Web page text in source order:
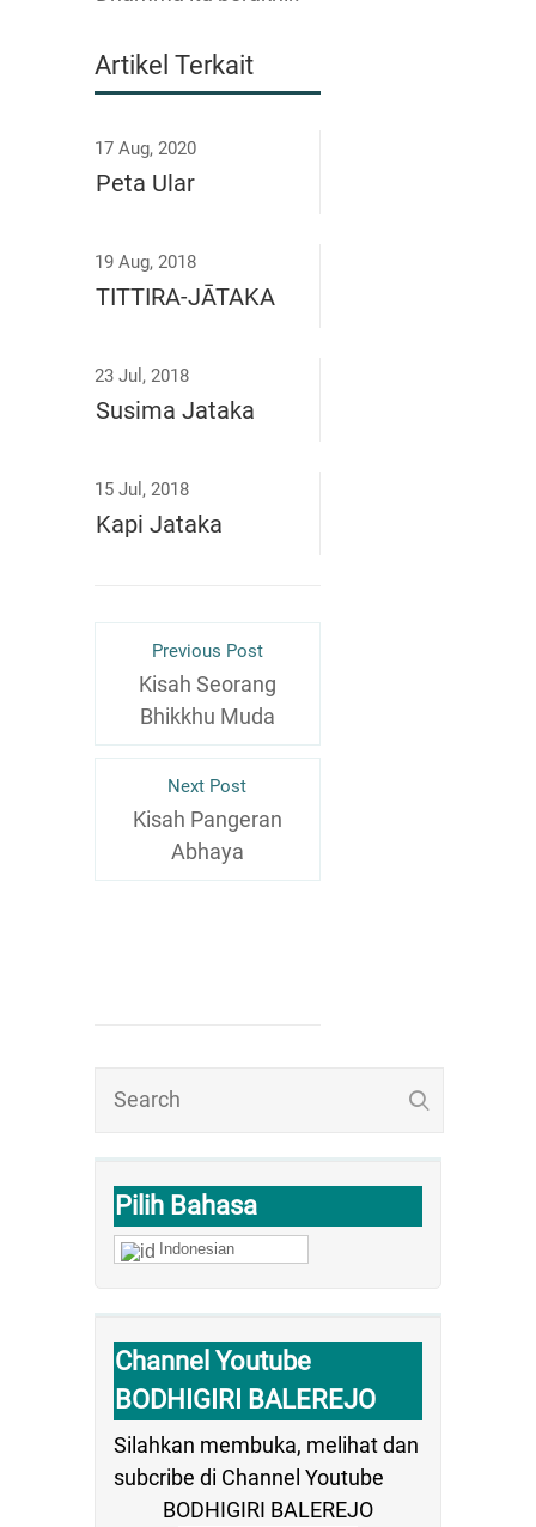
Pilih Bahasa
Indonesian
Channel Youtube
BODHIGIRI BALEREJO
Silahkan membuka, melihat dan
subcribe di Channel Youtube
BODHIGIRI BALEREJO
Artikel Terkait
17 Aug, 2020
Peta Ular
19 Aug, 2018
TITTIRA-JĀTAKA
23 Jul, 2018
Susima Jataka
15 Jul, 2018
Kapi Jataka
Previous Post
Kisah Seorang
Bhikkhu Muda
Next Post
Kisah Pangeran
Abhaya